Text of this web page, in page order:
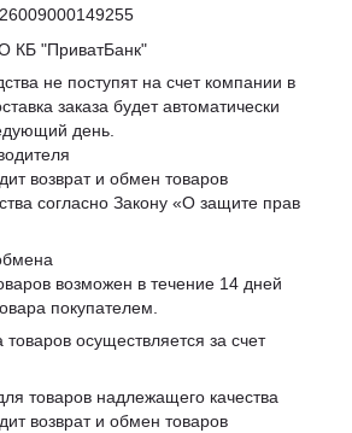
КБ "ПриватБанк"
не поступят на счет компании в
заказа будет автоматически
день.
возврат и обмен товаров
согласно Закону «О защите прав
возможен в течение 14 дней
покупателем.
осуществляется за счет
товаров надлежащего качества
возврат и обмен товаров